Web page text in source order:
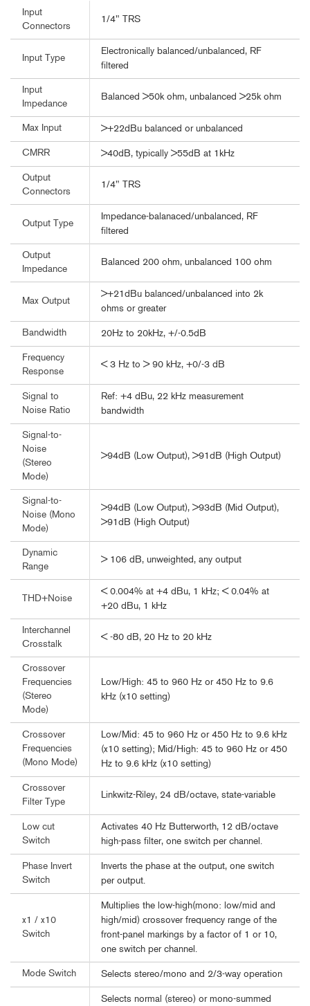
Input
Connectors
1/4" TRS
Input Type
Electronically balanced/unbalanced, RF
filtered
Input
Impedance
Balanced >50k ohm, unbalanced >25k ohm
Max Input >+22dBu balanced or unbalanced
CMRR >40dB, typically >55dB at 1kHz
Output
Connectors
1/4" TRS
Output Type
Impedance-balanaced/unbalanced, RF
filtered
Output
Impedance
Balanced 200 ohm, unbalanced 100 ohm
Max Output
>+21dBu balanced/unbalanced into 2k
ohms or greater
Bandwidth 20Hz to 20kHz, +/-0.5dB
Frequency
Response
< 3 Hz to > 90 kHz, +0/-3 dB
Signal to
Noise Ratio
Ref: +4 dBu, 22 kHz measurement
bandwidth
Signal-to-
Noise
(Stereo
Mode)
>94dB (Low Output), >91dB (High Output)
Signal-to-
Noise (Mono
Mode)
>94dB (Low Output), >93dB (Mid Output),
>91dB (High Output)
Dynamic
Range
> 106 dB, unweighted, any output
THD+Noise
< 0.004% at +4 dBu, 1 kHz; < 0.04% at
+20 dBu, 1 kHz
Interchannel
Crosstalk
< -80 dB, 20 Hz to 20 kHz
Crossover
Frequencies
(Stereo
Mode)
Low/High: 45 to 960 Hz or 450 Hz to 9.6
kHz (x10 setting)
Crossover
Frequencies
(Mono Mode)
Low/Mid: 45 to 960 Hz or 450 Hz to 9.6 kHz
(x10 setting); Mid/High: 45 to 960 Hz or 450
Hz to 9.6 kHz (x10 setting)
Crossover
Filter Type
Linkwitz-Riley, 24 dB/octave, state-variable
Low cut
Switch
Activates 40 Hz Butterworth, 12 dB/octave
high-pass filter, one switch per channel.
Phase Invert
Switch
Inverts the phase at the output, one switch
per output.
x1 / x10
Switch
Multiplies the low-high(mono: low/mid and
high/mid) crossover frequency range of the
front-panel markings by a factor of 1 or 10,
one switch per channel.
Mode Switch Selects stereo/mono and 2/3-way operation
Selects normal (stereo) or mono-summed